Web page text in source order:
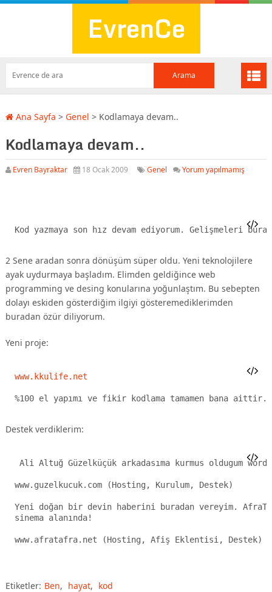
EvrenCe
Ana Sayfa > Genel > Kodlamaya devam..
Kodlamaya devam..
Evren Bayraktar 18 Ocak 2009 Genel Yorum yapılmamış
Kod yazmaya son hız devam ediyorum. Gelişmeleri
2 Sene aradan sonra dönüşüm süper oldu. Yeni teknolojilere
ayak uydurmaya başladım. Elimden geldiğince web
programming ve desing konularına yoğunlaştım. Bu sebepten
dolayı eskiden gösterdiğim ilgiyi gösteremediklerimden
buradan özür diliyorum.
Yeni proje:
www.kkulife.net
%100 el yapımı ve fikir kodlama tamamen bana aittir.
Destek verdiklerim:
Ali Altuğ Güzelküçük arkadasıma kurmus oldugum
www.guzelkucuk.com (Hosting, Kurulum, Destek)
Yeni doğan bir devin haberini buradan vereyim.
sinema alanında!
www.afratafra.net (Hosting, Afiş Eklentisi, Destek)
Etiketler: Ben, hayat, kod